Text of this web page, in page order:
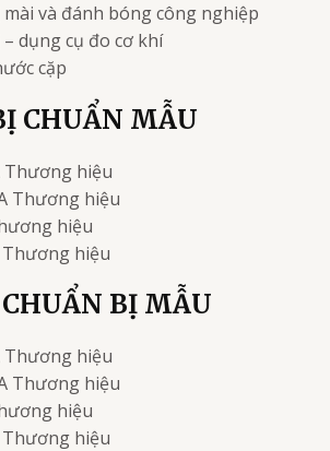
và đánh bóng công nghiệp
dụng cụ đo cơ khí
cặp
CHUẨN MẪU
Thương hiệu
Thương hiệu
hiệu
Thương hiệu
BỊ MẪU
Thương hiệu
Thương hiệu
hiệu
Thương hiệu